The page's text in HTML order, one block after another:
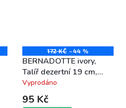
172 KČ –44 %
BERNADOTTE ivory,
Talíř dezertní 19 cm,
porcelán Thun
Průměrné
hodnocení
produktu
Vyprodáno
95 Kč